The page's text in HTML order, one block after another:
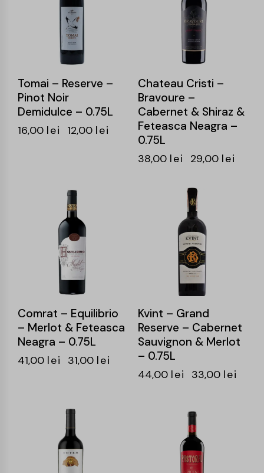
Tomai – Reserve –
Pinot Noir
Demidulce – 0.75L
16,00 lei 12,00 lei
Chateau Cristi –
Bravoure –
Cabernet & Shiraz &
Feteasca Neagra –
0.75L
38,00 lei 29,00 lei
Comrat – Equilibrio
– Merlot & Feteasca
Neagra – 0.75L
41,00 lei 31,00 lei
Kvint – Grand
Reserve – Cabernet
Sauvignon & Merlot
– 0.75L
44,00 lei 33,00 lei